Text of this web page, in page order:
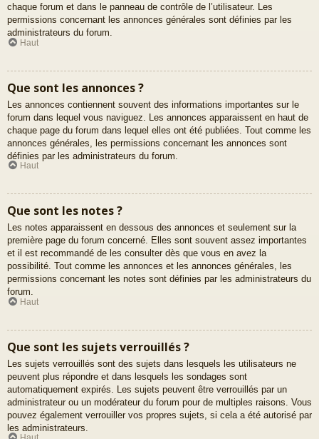
chaque forum et dans le panneau de contrôle de l’utilisateur. Les
permissions concernant les annonces générales sont définies par les
administrateurs du forum.
Haut
Que sont les annonces ?
Les annonces contiennent souvent des informations importantes sur le
forum dans lequel vous naviguez. Les annonces apparaissent en haut de
chaque page du forum dans lequel elles ont été publiées. Tout comme les
annonces générales, les permissions concernant les annonces sont
définies par les administrateurs du forum.
Haut
Que sont les notes ?
Les notes apparaissent en dessous des annonces et seulement sur la
première page du forum concerné. Elles sont souvent assez importantes
et il est recommandé de les consulter dès que vous en avez la
possibilité. Tout comme les annonces et les annonces générales, les
permissions concernant les notes sont définies par les administrateurs du
forum.
Haut
Que sont les sujets verrouillés ?
Les sujets verrouillés sont des sujets dans lesquels les utilisateurs ne
peuvent plus répondre et dans lesquels les sondages sont
automatiquement expirés. Les sujets peuvent être verrouillés par un
administrateur ou un modérateur du forum pour de multiples raisons. Vous
pouvez également verrouiller vos propres sujets, si cela a été autorisé par
les administrateurs.